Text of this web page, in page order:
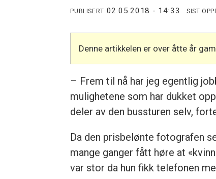
PUBLISERT 02.05.2018 - 14:33 SIST
Denne artikkelen er over åtte år
– Frem til nå har jeg egentlig
mulighetene som har dukket
deler av den bussturen selv,
Da den prisbelønte fotografen
mange ganger fått høre at
var stor da hun fikk telefonen